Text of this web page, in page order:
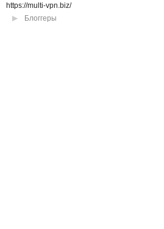
https://multi-vpn.biz/
Блоггеры